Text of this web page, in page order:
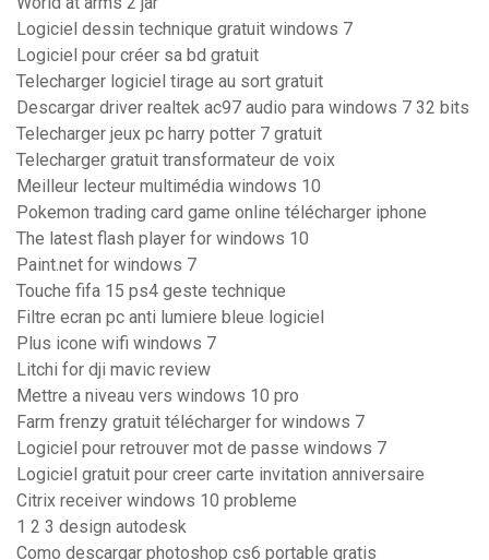
Logiciel dessin technique gratuit windows 7
Logiciel pour créer sa bd gratuit
Telecharger logiciel tirage au sort gratuit
Descargar driver realtek ac97 audio para windows 7 32 bits
Telecharger jeux pc harry potter 7 gratuit
Telecharger gratuit transformateur de voix
Meilleur lecteur multimédia windows 10
Pokemon trading card game online télécharger iphone
The latest flash player for windows 10
Paint.net for windows 7
Touche fifa 15 ps4 geste technique
Filtre ecran pc anti lumiere bleue logiciel
Plus icone wifi windows 7
Litchi for dji mavic review
Mettre a niveau vers windows 10 pro
Farm frenzy gratuit télécharger for windows 7
Logiciel pour retrouver mot de passe windows 7
Logiciel gratuit pour creer carte invitation anniversaire
Citrix receiver windows 10 probleme
1 2 3 design autodesk
Como descargar photoshop cs6 portable gratis